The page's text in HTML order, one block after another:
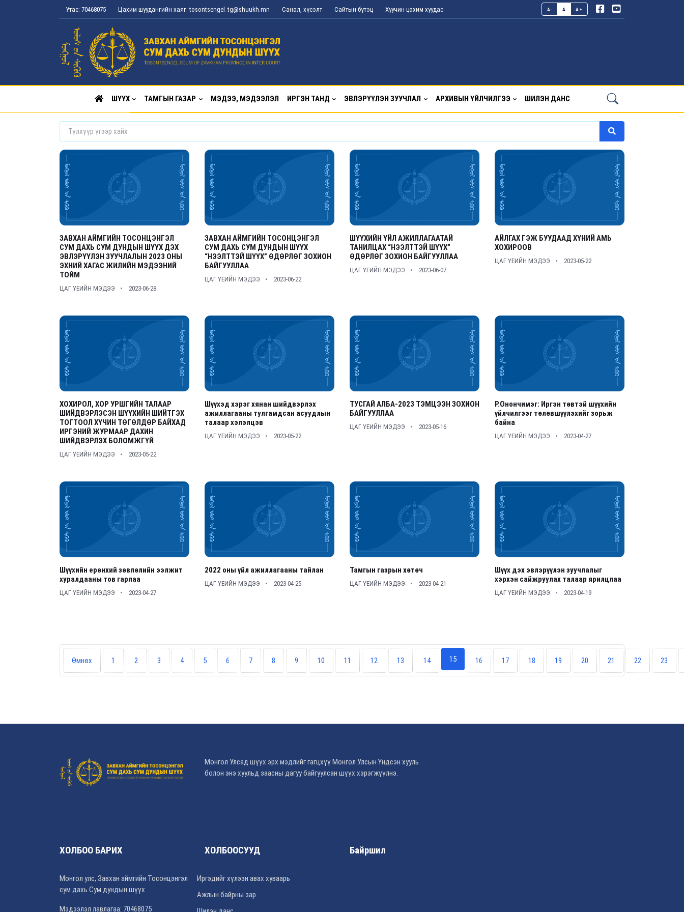
Утас: 70468075 Цахим шуудангийн хаяг: tosontsengel_tg@shuukh.mn Санал, хүсэлт Сайтын бүтэц Хуучин цахим хуудас A- A A+
ШҮҮХ ТАМГЫН ГАЗАР МЭДЭЭ, МЭДЭЭЛЭЛ ИРГЭН ТАНД ЭВЛЭРҮҮЛЭН ЗУУЧЛАЛ АРХИВЫН ҮЙЛЧИЛГЭЭ ШИЛЭН ДАНС
ЗАВХАН АЙМГИЙН ТОСОНЦЭНГЭЛ
СУМ ДАХЬ СУМ ДУНДЫН ШҮҮХ ДЭХ
ЭВЛЭРҮҮЛЭН ЗУУЧЛАЛЫН 2023 ОНЫ
ЭХНИЙ ХАГАС ЖИЛИЙН МЭДЭЭНИЙ
ТОЙМ
ЦАГ ҮЕИЙН МЭДЭЭ 2023-06-28
ЗАВХАН АЙМГИЙН ТОСОНЦЭНГЭЛ
СУМ ДАХЬ СУМ ДУНДЫН ШҮҮХ
“НЭЭЛТТЭЙ ШҮҮХ” ӨДӨРЛӨГ ЗОХИОН
БАЙГУУЛЛАА
ЦАГ ҮЕИЙН МЭДЭЭ 2023-06-22
ШҮҮХИЙН ҮЙЛ АЖИЛЛАГААТАЙ
ТАНИЛЦАХ “НЭЭЛТТЭЙ ШҮҮХ”
ӨДӨРЛӨГ ЗОХИОН БАЙГУУЛЛАА
ЦАГ ҮЕИЙН МЭДЭЭ 2023-06-07
АЙЛГАХ ГЭЖ БУУДААД ХҮНИЙ АМЬ
ХОХИРООВ
ЦАГ ҮЕИЙН МЭДЭЭ 2023-05-22
ХОХИРОЛ, ХОР УРШГИЙН ТАЛААР
ШИЙДВЭРЛЭСЭН ШҮҮХИЙН ШИЙТГЭХ
ТОГТООЛ ХҮЧИН ТӨГӨЛДӨР БАЙХАД
ИРГЭНИЙ ЖУРМААР ДАХИН
ШИЙДВЭРЛЭХ БОЛОМЖГҮЙ
ЦАГ ҮЕИЙН МЭДЭЭ 2023-05-22
Шүүхэд хэрэг хянан шийдвэрлэх
ажиллагааны тулгамдсан асуудлын
талаар хэлэлцэв
ЦАГ ҮЕИЙН МЭДЭЭ 2023-05-22
ТУСГАЙ АЛБА-2023 ТЭМЦЭЭН ЗОХИОН
БАЙГУУЛЛАА
ЦАГ ҮЕИЙН МЭДЭЭ 2023-05-16
Р.Онончимэг: Иргэн төвтэй шүүхийн
үйлчилгээг төлөвшүүлэхийг зорьж
байна
ЦАГ ҮЕИЙН МЭДЭЭ 2023-04-27
Шүүхийн ерөнхий зөвлөлийн ээлжит
хуралдааны тов гарлаа
ЦАГ ҮЕИЙН МЭДЭЭ 2023-04-27
2022 оны үйл ажиллагааны тайлан
ЦАГ ҮЕИЙН МЭДЭЭ 2023-04-25
Тамгын газрын хөтөч
ЦАГ ҮЕИЙН МЭДЭЭ 2023-04-21
Шүүх дэх эвлэрүүлэн зуучлалыг
хэрхэн сайжруулах талаар ярилцлаа
ЦАГ ҮЕИЙН МЭДЭЭ 2023-04-19
Өмнөх 1 2 3 4 5 6 7 8 9 10 11 12 13 14 15 16 17 18 19 20 21 22 23
Монгол Улсад шүүх эрх мэдлийг гагцхүү Монгол Улсын Үндсэн хууль
болон энэ хуульд заасны дагуу байгуулсан шүүх хэрэгжүүлнэ.
ХОЛБОО БАРИХ
Монгол улс, Завхан аймгийн Тосонцэнгэл
сум дахь Сум дундын шүүх
Мэдээлэл лавлагаа: 70468075
ХОЛБООСУУД
Иргэдийг хүлээн авах хуваарь
Ажлын байрны зар
Байршил